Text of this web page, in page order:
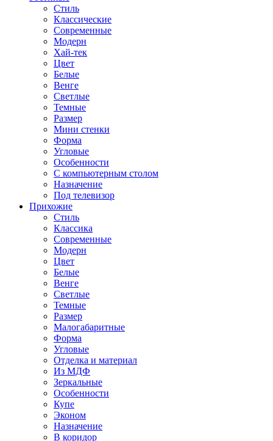
Стиль
Классические
Современные
Модерн
Хай-тек
Цвет
Белые
Венге
Светлые
Темные
Размер
Мини стенки
Форма
Угловые
Особенности
С компьютерным столом
Назначение
Под телевизор
Прихожие
Стиль
Классика
Современные
Модерн
Цвет
Белые
Венге
Светлые
Темные
Размер
Малогабаритные
Форма
Угловые
Отделка и материал
Из МДФ
Зеркальные
Особенности
Купе
Эконом
Назначение
В коридор